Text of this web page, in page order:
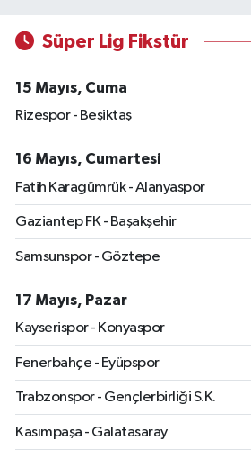
Süper Lig Fikstür
15 Mayıs, Cuma
Rizespor - Beşiktaş
16 Mayıs, Cumartesi
Fatih Karagümrük - Alanyaspor
Gaziantep FK - Başakşehir
Samsunspor - Göztepe
17 Mayıs, Pazar
Kayserispor - Konyaspor
Fenerbahçe - Eyüpspor
Trabzonspor - Gençlerbirliği S.K.
Kasımpaşa - Galatasaray